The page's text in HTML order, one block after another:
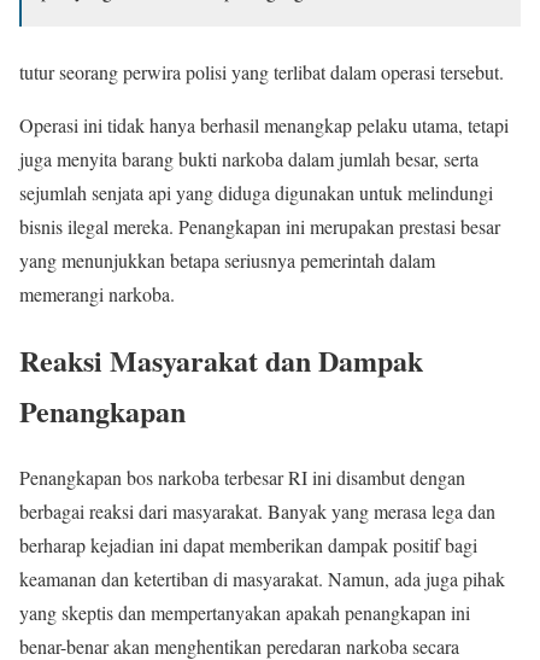
tutur seorang perwira polisi yang terlibat dalam operasi tersebut.
Operasi ini tidak hanya berhasil menangkap pelaku utama, tetapi
juga menyita barang bukti narkoba dalam jumlah besar, serta
sejumlah senjata api yang diduga digunakan untuk melindungi
bisnis ilegal mereka. Penangkapan ini merupakan prestasi besar
yang menunjukkan betapa seriusnya pemerintah dalam
memerangi narkoba.
Reaksi Masyarakat dan Dampak
Penangkapan
Penangkapan bos narkoba terbesar RI ini disambut dengan
berbagai reaksi dari masyarakat. Banyak yang merasa lega dan
berharap kejadian ini dapat memberikan dampak positif bagi
keamanan dan ketertiban di masyarakat. Namun, ada juga pihak
yang skeptis dan mempertanyakan apakah penangkapan ini
benar-benar akan menghentikan peredaran narkoba secara